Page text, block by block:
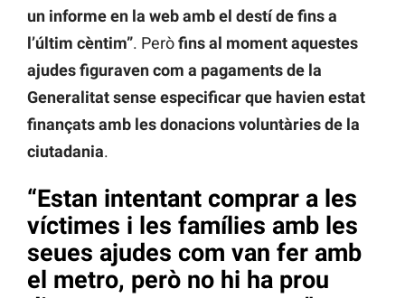
un informe en la web amb el destí de fins a
l’últim cèntim”. Peròfins al moment aquestes
ajudes figuraven com a pagaments de la
Generalitat sense especificar que havien estat
finançats amb les donacions voluntàries de la
ciutadania.
“Estan intentant comprar a les
víctimes i les famílies amb les
seues ajudes com van fer amb
el metro, però no hi ha prou